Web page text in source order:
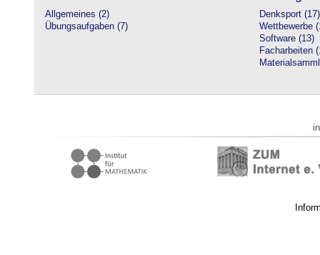
Allgemeines (2)
Übungsaufgaben (7)
Denksport (17)
Wettbewerbe
Software (13)
Facharbeiten